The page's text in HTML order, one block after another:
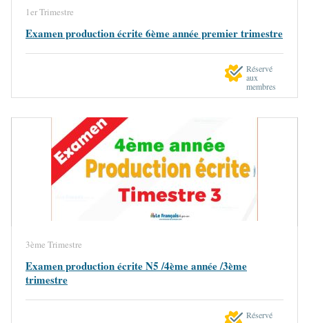
1er Trimestre
Examen production écrite 6ème année premier trimestre
Réservé
aux
membres
3ème Trimestre
Examen production écrite N5 /4ème année /3ème
trimestre
Réservé